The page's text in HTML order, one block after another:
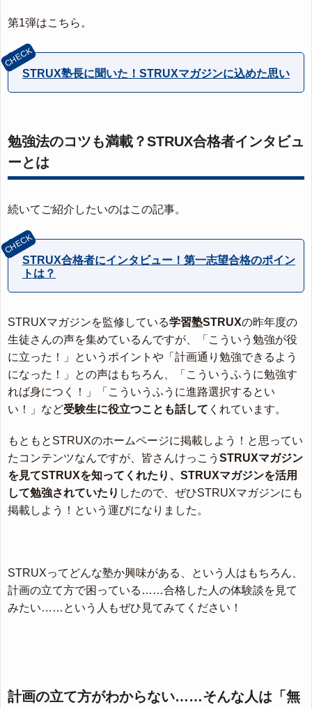
第1弾はこちら。
STRUX塾長に聞いた！STRUXマガジンに込めた思い
勉強法のコツも満載？STRUX合格者インタビュ
ーとは
続いてご紹介したいのはこの記事。
STRUX合格者にインタビュー！第一志望合格のポイン
トは？
STRUXマガジンを監修している学習塾STRUXの昨年度の
生徒さんの声を集めているんですが、「こういう勉強が役
に立った！」というポイントや「計画通り勉強できるよう
になった！」との声はもちろん、「こういうふうに勉強す
れば身につく！」「こういうふうに進路選択するとい
い！」など受験生に役立つことも話して くれています。
もともとSTRUXのホームページに掲載しよう！と思ってい
たコンテンツなんですが、皆さんけっこう STRUXマガジン
を見てSTRUXを知ってくれたり、STRUXマガジンを活用
して勉強されていたり したので、ぜひSTRUXマガジンにも
掲載しよう！という運びになりました。
STRUXってどんな塾か興味がある、という人はもちろん、
計画の立て方で困っている……合格した人の体験談を見て
みたい……という人もぜひ見てみてください！
計画の立て方がわからない……そんな人は「無